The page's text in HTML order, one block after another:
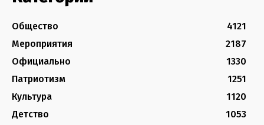
Общество
4121
Мероприятия
2187
Официально
1330
Патриотизм
1251
Культура
1120
Детство
1053